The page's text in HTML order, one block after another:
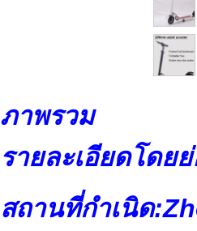
ภาพรวม
รายละเอียดโดย
สถานที่กำเนิด: